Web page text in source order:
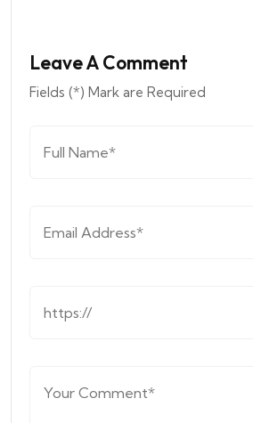
Leave A Comment
Fields (*) Mark are Required